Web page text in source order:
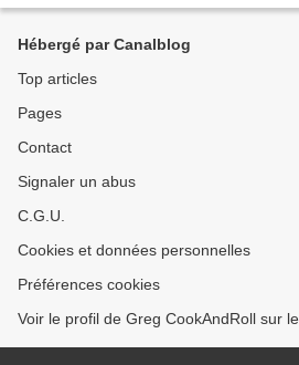
Hébergé par Canalblog
Top articles
Pages
Contact
Signaler un abus
C.G.U.
Cookies et données personnelles
Préférences cookies
Voir le profil de Greg CookAndRoll sur